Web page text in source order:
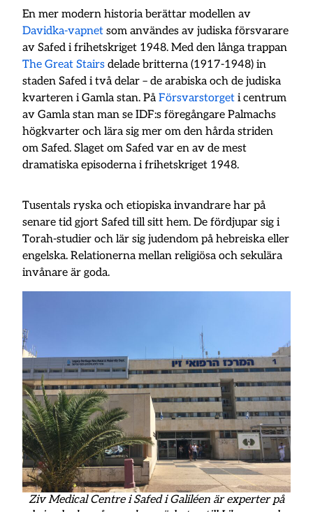
En mer modern historia berättar modellen av
Davidka-vapnet som användes av judiska försvarare
av Safed i frihetskriget 1948. Med den långa trappan
The Great Stairs delade britterna (1917-1948) in
staden Safed i två delar – de arabiska och de judiska
kvarteren i Gamla stan. PåFörsvarstorget i centrum
av Gamla stan man se IDF:s föregångare Palmachs
högkvarter och lära sig mer om den hårda striden
om Safed. Slaget om Safed var en av de mest
dramatiska episoderna i frihetskriget 1948.
Tusentals ryska och etiopiska invandrare har på
senare tid gjort Safed till sitt hem. De fördjupar sig i
Torah-studier och lär sig judendom på hebreiska eller
engelska. Relationerna mellan religiösa och sekulära
invånare är goda.
Ziv Medical Centre i Safed i Galiléen är experter på